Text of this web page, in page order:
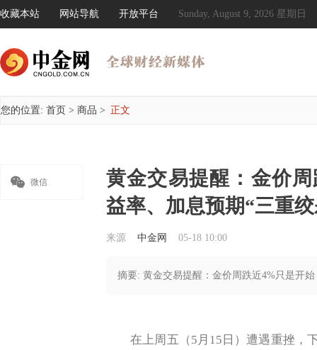
收藏本站 网站导航 开放平台 Sunday, August 9, 2026 星期日
您的位置: 首页 > 商品 > 正文
 微信
黄金交易提醒：金价
益率、加息预期“三重
来源 中金网 05-18 10:00
摘要: 黄金交易提醒：金价周跌近4%只是开
在上周五（5月15日）遭遇重挫，下